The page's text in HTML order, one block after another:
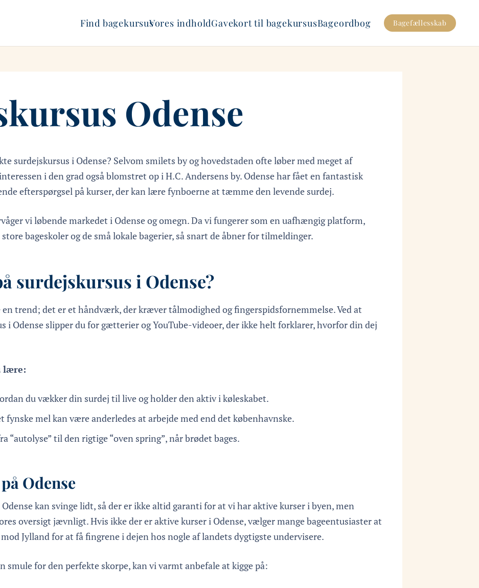
Find bagekursusVores indholdGavekort til bagekursusBageordbog Bagefællesskab
Odense
surdejskursus i Odense? Selvom smilets by og hovedstaden ofte løber med meget af
i den grad også blomstret op i H.C. Andersens by. Odense har fået en fantastisk
efterspørgsel på kurser, der kan lære fynboerne at tæmme den levende surdej.
vi løbende markedet i Odense og omegn. Da vi fungerer som en uafhængig platform,
bageskoler og de små lokale bagerier, så snart de åbner for tilmeldinger.
surdejskursus i Odense?
en trend; det er et håndværk, der kræver tålmodighed og fingerspidsfornemmelse. Ved at
i Odense slipper du for gætterier og YouTube-videoer, der ikke helt forklarer, hvorfor din dej
lære:
du vækker din surdej til live og holder den aktiv i køleskabet.
fynske mel kan være anderledes at arbejde med end det københavnske.
“autolyse” til den rigtige “oven spring”, når brødet bages.
Odense
kan svinge lidt, så der er ikke altid garanti for at vi har aktive kurser i byen, men
oversigt jævnligt. Hvis ikke der er aktive kurser i Odense, vælger mange bageentusiaster at
Jylland for at få fingrene i dejen hos nogle af landets dygtigste undervisere.
smule for den perfekte skorpe, kan vi varmt anbefale at kigge på: